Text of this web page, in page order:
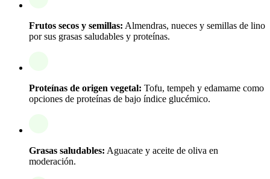
Frutos secos y semillas: Almendras, nueces y semillas de lino
por sus grasas saludables y proteínas.
Proteínas de origen vegetal: Tofu, tempeh y edamame como
opciones de proteínas de bajo índice glucémico.
Grasas saludables: Aguacate y aceite de oliva en
moderación.